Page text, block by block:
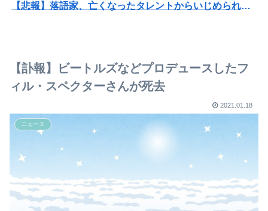
【悲報】落語家、亡くなったタレントからいじめられた過去を告白する…
【悲報】Mrs. GREEN APPLE、マジで逝くwwwwww
高校野球の暑さ対策として18時から4試合深夜までやれば涼しいまま試合出来るじゃん
【正論】白人男性「日本の接客はうるさい」
【画像】“ルフィ”強盗事件、幹部の男に懲役20年の有罪判決確定！！！
異世界おじさん←こいつに2期がない理由・・・
【訃報】ビートルズなどプロデュースしたフ
ィル・スペクターさんが死去
2021.01.18
ニュース